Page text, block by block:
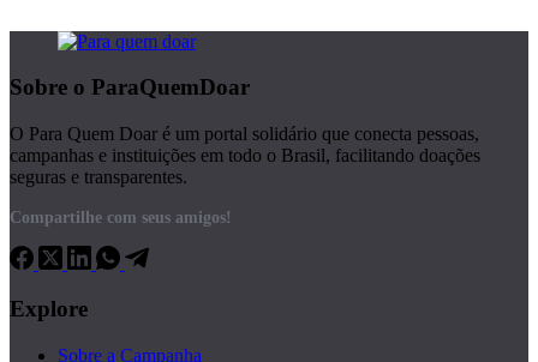
Sobre o ParaQuemDoar
O Para Quem Doar é um portal solidário que conecta pessoas,
campanhas e instituições em todo o Brasil, facilitando doações
seguras e transparentes.
Compartilhe com seus amigos!
Explore
Sobre a Campanha